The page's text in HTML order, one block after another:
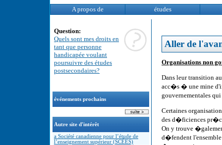
A propos de études
Question:
Quels sont mes droits en
tant que personne
handicapée voulant
poursuivre des études
postsecondaires?
événements prochains
Autre site d'intérêt
a Société canadienne pour l’étude de
l’enseignement supérieur (SCÉES)
Aller de
Organisations non
Dans leur transition
acc�s � une mine
gouvernementales
Certaines
des d�ficiences
On y trouve
d�fendent